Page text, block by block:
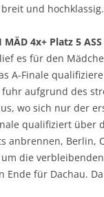
und hochklassig.
MÄD 4x+ Platz 5
es für den
A-Finale
aufgrund des
wo sich nur der
qualifiziert über
anbrennen, Berlin,
die
Ende für Dachau.